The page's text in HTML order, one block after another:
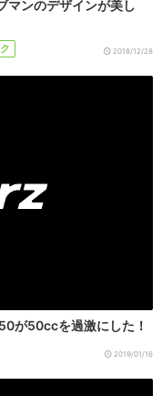
マンのデザインが美し
2018/12/28
が50ccを過激にした！
2019/01/16